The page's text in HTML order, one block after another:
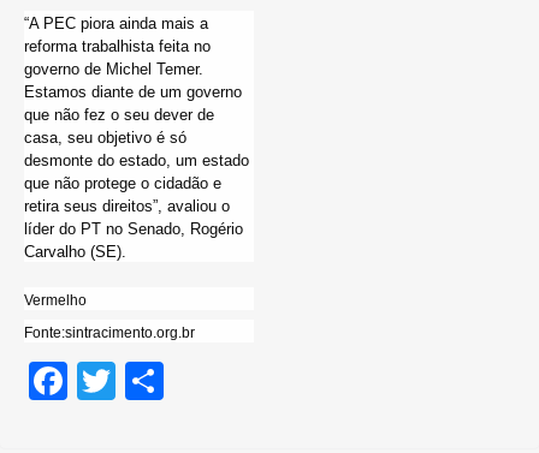
“A PEC piora ainda mais a
reforma trabalhista feita no
governo de Michel Temer.
Estamos diante de um governo
que não fez o seu dever de
casa, seu objetivo é só
desmonte do estado, um estado
que não protege o cidadão e
retira seus direitos”, avaliou o
líder do PT no Senado, Rogério
Carvalho (SE).
Vermelho
Fonte:sintracimento.org.br
F T